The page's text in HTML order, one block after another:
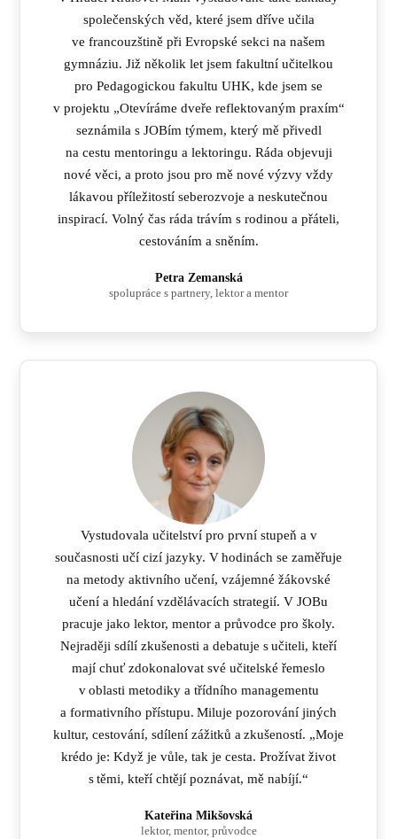
společenských věd, které jsem dříve učila
ve francouzštině při Evropské sekci na našem
gymnáziu. Již několik let jsem fakultní učitelkou
pro Pedagogickou fakultu UHK, kde jsem se
v projektu „Otevíráme dveře reflektovaným praxím“
seznámila s JOBím týmem, který mě přivedl
na cestu mentoringu a lektoringu. Ráda objevuji
nové věci, a proto jsou pro mě nové výzvy vždy
lákavou příležitostí seberozvoje a neskutečnou
inspirací. Volný čas ráda trávím s rodinou a přáteli,
cestováním a sněním.
Petra Zemanská
spolupráce s partnery, lektor a mentor
Vystudovala učitelství pro první stupeň a v
současnosti učí cizí jazyky. V hodinách se zaměřuje
na metody aktivního učení, vzájemné žákovské
učení a hledání vzdělávacích strategií. V JOBu
pracuje jako lektor, mentor a průvodce pro školy.
Nejraději sdílí zkušenosti a debatuje s učiteli, kteří
mají chuť zdokonalovat své učitelské řemeslo
v oblasti metodiky a třídního managementu
a formativního přístupu. Miluje pozorování jiných
kultur, cestování, sdílení zážitků a zkušeností. „Moje
krédo je: Když je vůle, tak je cesta. Prožívat život
s těmi, kteří chtějí poznávat, mě nabíjí.“
Kateřina Mikšovská
lektor, mentor, průvodce